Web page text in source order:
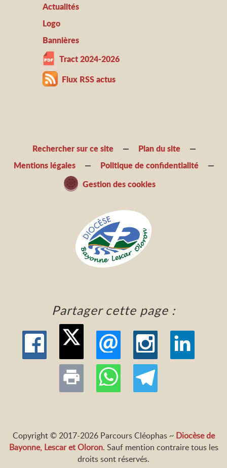
Actualités
Logo
Bannières
Tract 2024-2026
Flux RSS actus
Rechercher sur ce site
Plan du site
Mentions légales
Politique de confidentialité
Gestion des cookies
Partager cette page :
Copyright © 2017-2026 Parcours Cléophas ~ Diocèse de
Bayonne, Lescar et Oloron. Sauf mention contraire tous les
droits sont réservés.